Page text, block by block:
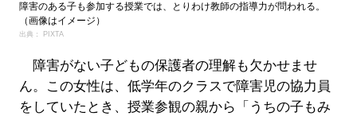
障害のある子も参加する授業では、とりわけ教師の指導力が問われる。
（画像はイメージ）
出典： PIXTA
障害がない子どもの保護者の理解も欠かせませ
ん。この女性は、低学年のクラスで障害児の協力員
をしていたとき、授業参観の親から「うちの子もみ